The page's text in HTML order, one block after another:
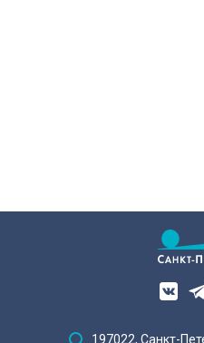
197022, Санкт-